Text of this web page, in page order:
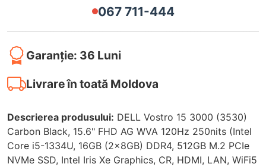
067 711-444
Garanție: 36 Luni
Livrare în toată Moldova
Descrierea produsului: DELL Vostro 15 3000 (3530)
Carbon Black, 15.6" FHD AG WVA 120Hz 250nits (Intel
Core i5-1334U, 16GB (2x8GB) DDR4, 512GB M.2 PCIe
NVMe SSD, Intel Iris Xe Graphics, CR, HDMI, LAN, WiFi5